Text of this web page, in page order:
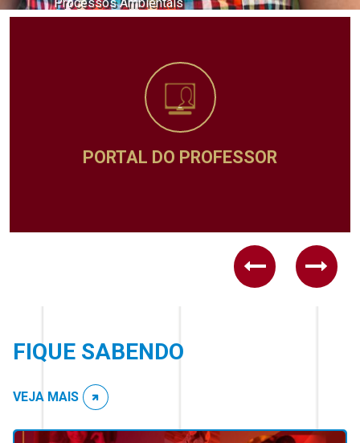
ADMINISTRATIVO
Previous
Next
FIQUE SABENDO
VEJA MAIS